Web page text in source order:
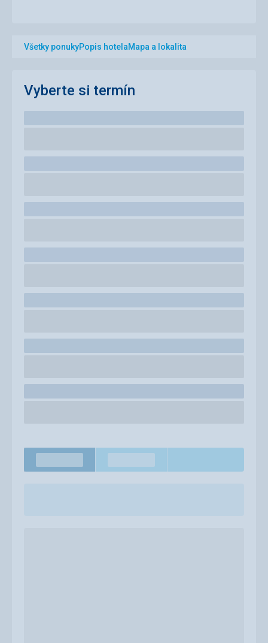
Všetky ponukyPopis hotelaMapa a lokalita
Vyberte si termín